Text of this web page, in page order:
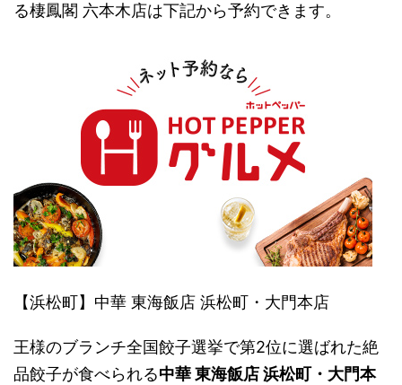
る棲鳳閣 六本木店は下記から予約できます。
【浜松町】中華 東海飯店 浜松町・大門本店
王様のブランチ全国餃子選挙で第2位に選ばれた絶
品餃子が食べられる中華 東海飯店 浜松町・大門本